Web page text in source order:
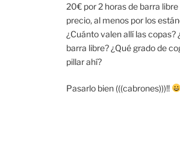
20€ por 2 horas de barra
precio, al menos por los
¿Cuánto valen allí las copas?
barra libre? ¿Qué grado de
pillar ahí?
Pasarlo bien (((cabrones)))!!